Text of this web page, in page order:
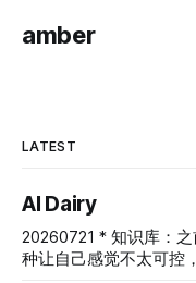
amber
LATEST
AI Dairy
20260721 * 知识库：之前试过 LLM Wiki，发现总是 ingest 这
种让自己感觉不太可控，